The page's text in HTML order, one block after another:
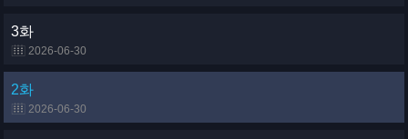
3화
2026-06-30
2화
2026-06-30